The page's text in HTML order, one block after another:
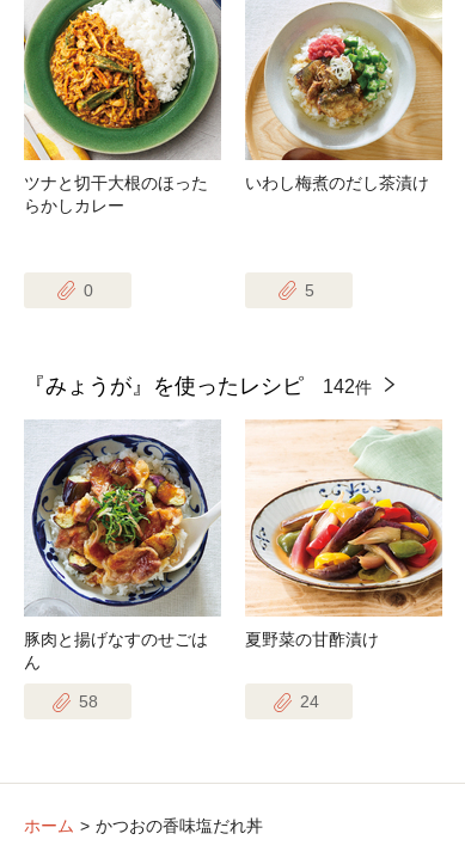
ツナと切干大根のほった
らかしカレー
0
いわし梅煮のだし茶漬け
5
『みょうが』を使ったレシピ 142件
豚肉と揚げなすのせごは
ん
58
夏野菜の甘酢漬け
24
ホーム かつおの香味塩だれ丼